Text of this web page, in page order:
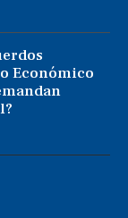
Económico